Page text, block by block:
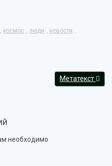
, космос ,люди , новости ,
Метатекст
необходимо